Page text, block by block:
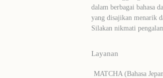
dalam berbagai bahasa
yang disajikan menarik
Silakan nikmati
Layanan
MATCHA (Bahasa